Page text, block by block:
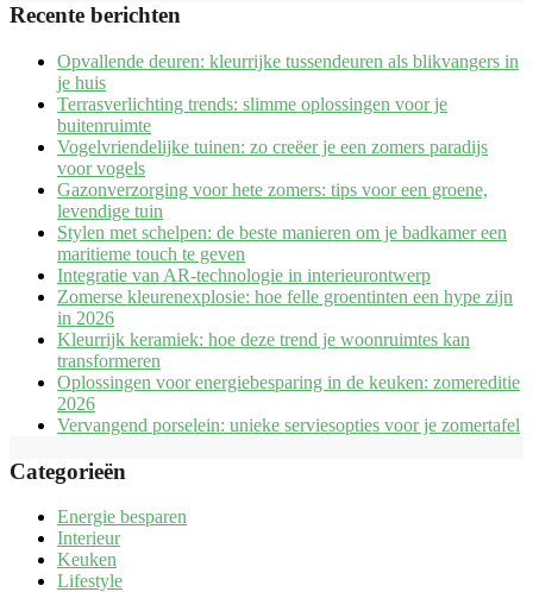
Recente berichten
Opvallende deuren: kleurrijke tussendeuren als blikvangers in
je huis
Terrasverlichting trends: slimme oplossingen voor je
buitenruimte
Vogelvriendelijke tuinen: zo creëer je een zomers paradijs
voor vogels
Gazonverzorging voor hete zomers: tips voor een groene,
levendige tuin
Stylen met schelpen: de beste manieren om je badkamer een
maritieme touch te geven
Integratie van AR-technologie in interieurontwerp
Zomerse kleurenexplosie: hoe felle groentinten een hype zijn
in 2026
Kleurrijk keramiek: hoe deze trend je woonruimtes kan
transformeren
Oplossingen voor energiebesparing in de keuken: zomereditie
2026
Vervangend porselein: unieke serviesopties voor je zomertafel
Categorieën
Energie besparen
Interieur
Keuken
Lifestyle